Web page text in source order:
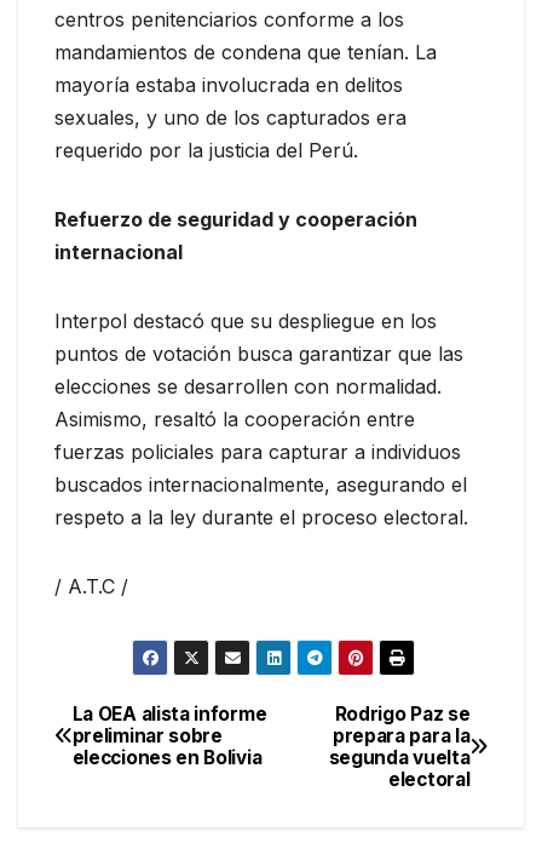
centros penitenciarios conforme a los
mandamientos de condena que tenían. La
mayoría estaba involucrada en delitos
sexuales, y uno de los capturados era
requerido por la justicia del Perú.
Refuerzo de seguridad y cooperación
internacional
Interpol destacó que su despliegue en los
puntos de votación busca garantizar que las
elecciones se desarrollen con normalidad.
Asimismo, resaltó la cooperación entre
fuerzas policiales para capturar a individuos
buscados internacionalmente, asegurando el
respeto a la ley durante el proceso electoral.
/ A.T.C /
Navegación
de
Rodrigo Paz se
prepara para la
segunda vuelta
electoral
La OEA alista informe
preliminar sobre
elecciones en Bolivia